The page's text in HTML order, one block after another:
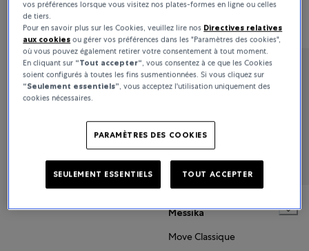
Tous les filtres
Sort By
Pertinence
Messika
Baby Move
Messika
Move Classique
vos préférences lorsque vous visitez nos plates-formes en ligne ou celles
de tiers.
Pour en savoir plus sur les Cookies, veuillez lire nos Directives relatives
aux cookies ou gérer vos préférences dans les "Paramètres des cookies",
où vous pouvez également retirer votre consentement à tout moment.
En cliquant sur “Tout accepter“, vous consentez à ce que les Cookies
soient configurés à toutes les fins susmentionnées. Si vous cliquez sur
“Seulement essentiels”, vous acceptez l'utilisation uniquement des
cookies nécessaires.
PARAMÈTRES DES COOKIES
SEULEMENT ESSENTIELS TOUT ACCEPTER